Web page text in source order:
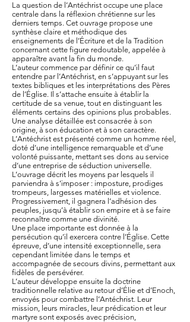
La question de l’Antéchrist occupe une place
centrale dans la réflexion chrétienne sur les
derniers temps. Cet ouvrage propose une
synthèse claire et méthodique des
enseignements de l’Écriture et de la Tradition
concernant cette figure redoutable, appelée à
apparaître avant la fin du monde.
L’auteur commence par définir ce qu’il faut
entendre par l’Antéchrist, en s’appuyant sur les
textes bibliques et les interprétations des Pères
de l’Église. Il s’attache ensuite à établir la
certitude de sa venue, tout en distinguant les
éléments certains des opinions plus probables.
Une analyse détaillée est consacrée à son
origine, à son éducation et à son caractère.
L’Antéchrist est présenté comme un homme réel,
doté d’une intelligence remarquable et d’une
volonté puissante, mettant ses dons au service
d’une entreprise de séduction universelle.
L’ouvrage décrit les moyens par lesquels il
parviendra à s’imposer : imposture, prodiges
trompeurs, largesses matérielles et violence.
Progressivement, il gagnera l’adhésion des
peuples, jusqu’à établir son empire et à se faire
reconnaître comme une divinité.
Une place importante est donnée à la
persécution qu’il exercera contre l’Église. Cette
épreuve, d’une intensité exceptionnelle, sera
cependant limitée dans le temps et
accompagnée de secours divins, permettant aux
fidèles de persévérer.
L’auteur développe ensuite la doctrine
traditionnelle relative au retour d’Élie et d’Enoch,
envoyés pour combattre l’Antéchrist. Leur
mission, leurs miracles, leur prédication et leur
martyre sont exposés avec précision,